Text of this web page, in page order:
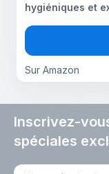
Sur Amazon
hygiéniques et
sûr, portable,
Inscrivez-
spéciales